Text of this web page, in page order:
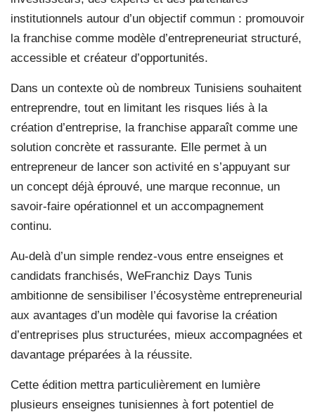
institutionnels autour d’un objectif commun : promouvoir
la franchise comme modèle d’entrepreneuriat structuré,
accessible et créateur d’opportunités.
Dans un contexte où de nombreux Tunisiens souhaitent
entreprendre, tout en limitant les risques liés à la
création d’entreprise, la franchise apparaît comme une
solution concrète et rassurante. Elle permet à un
entrepreneur de lancer son activité en s’appuyant sur
un concept déjà éprouvé, une marque reconnue, un
savoir-faire opérationnel et un accompagnement
continu.
Au-delà d’un simple rendez-vous entre enseignes et
candidats franchisés, WeFranchiz Days Tunis
ambitionne de sensibiliser l’écosystème entrepreneurial
aux avantages d’un modèle qui favorise la création
d’entreprises plus structurées, mieux accompagnées et
davantage préparées à la réussite.
Cette édition mettra particulièrement en lumière
plusieurs enseignes tunisiennes à fort potentiel de